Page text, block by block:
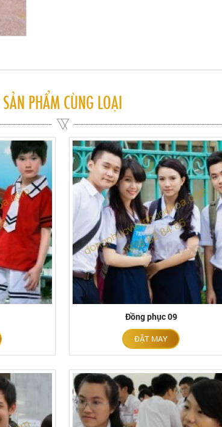
SẢN PHẨM CÙNG LOẠI
Đồng phục 09
ĐẶT MAY